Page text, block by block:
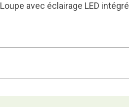
Loupe avec éclairage LED intégré